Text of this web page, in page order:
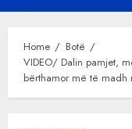
Menu
Home
Botë
VIDEO/ Dalin pamjet,
bërthamor më të madh